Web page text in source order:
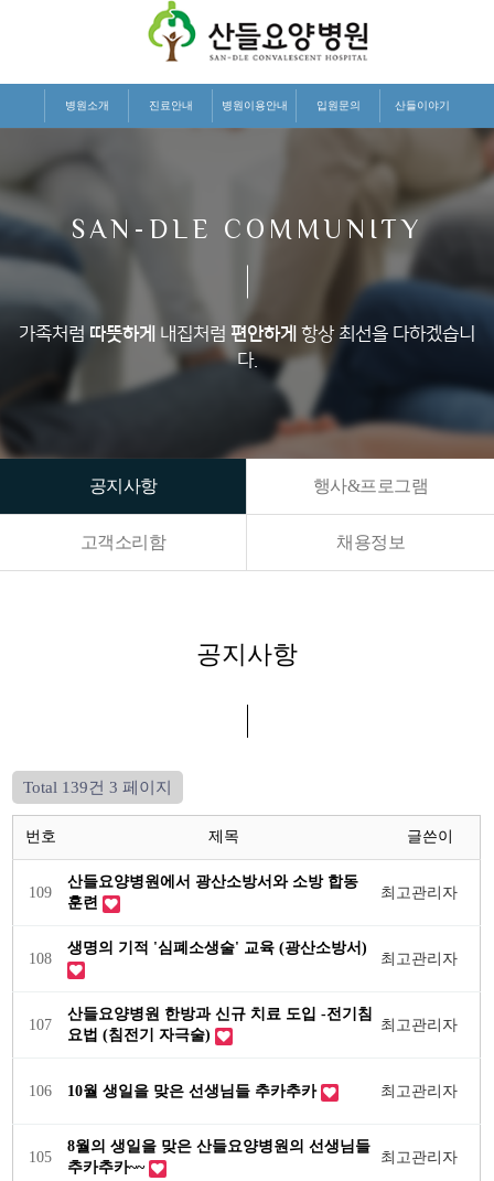
병원소개 진료안내 병원이용안내 입원문의 산들이야기
SAN-DLE COMMUNITY
가족처럼 따뜻하게 내집처럼 편안하게 항상 최선을 다하겠습니
다.
공지사항 행사&프로그램
고객소리함 채용정보
공지사항
Total 139건 3 페이지
번호 제목 글쓴이
109
산들요양병원에서 광산소방서와 소방 합동
훈련
최고관리자
108
생명의 기적 '심폐소생술' 교육 (광산소방서)
최고관리자
107
산들요양병원 한방과 신규 치료 도입 -전기침
요법 (침전기 자극술)
최고관리자
106 10월 생일을 맞은 선생님들 추카추카 최고관리자
105
8월의 생일을 맞은 산들요양병원의 선생님들
추카추카~~
최고관리자